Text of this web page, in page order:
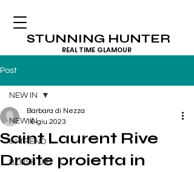
STUNNING HUNTER
REAL TIME GLAMOUR
Post
NEW IN
IN TREND
BLUSH UP
NEW IN
Saint Laurent Rive
Droite proietta in
Barbara di Nezza
16 giu 2023